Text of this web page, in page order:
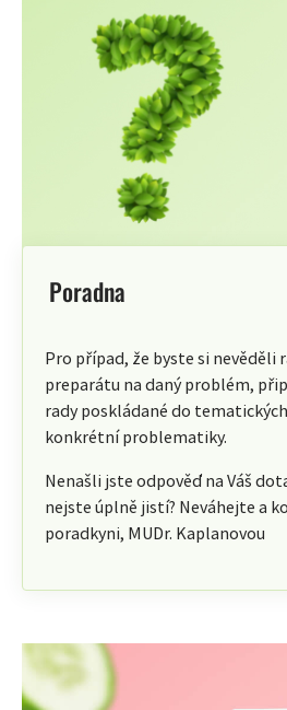
Poradna
Pro případ, že byste si nevěděli
preparátu na daný problém,
rady poskládané do
konkrétní problematiky.
Nenašli jste odpověď na Váš
nejste úplně jistí? Neváhejte a
poradkyni, MUDr. Kaplanovou